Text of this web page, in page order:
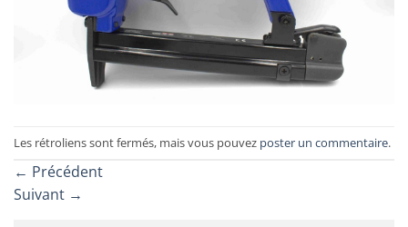
Les rétroliens sont fermés, mais vous pouvez poster un commentaire.
← Précédent
Suivant →